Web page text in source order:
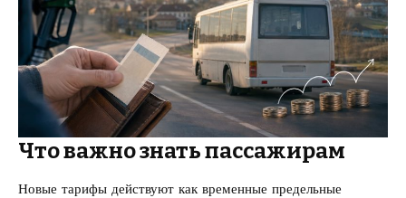
Что важно знать пассажирам
Новые тарифы действуют как временные предельные